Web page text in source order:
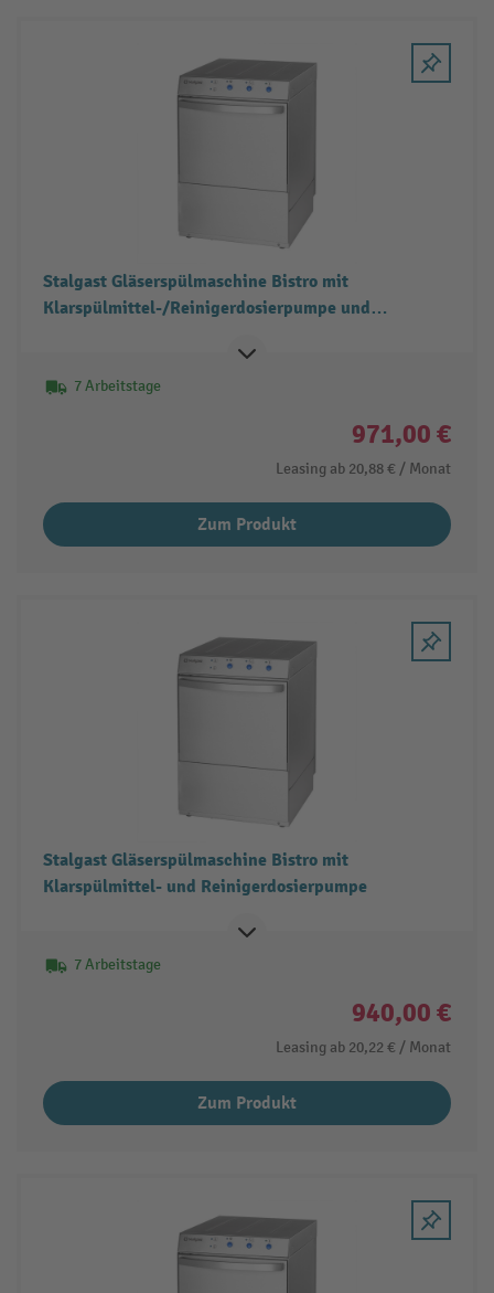
Stalgast Gläserspülmaschine Bistro mit
Klarspülmittel-/Reinigerdosierpumpe und
7 Arbeitstage
971,00 €
Leasing ab 20,88 € / Monat
Zum Produkt
Stalgast Gläserspülmaschine Bistro mit
Klarspülmittel- und Reinigerdosierpumpe
7 Arbeitstage
940,00 €
Leasing ab 20,22 € / Monat
Zum Produkt